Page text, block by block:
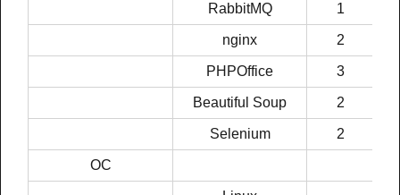
RabbitMQ 1
nginx 2
PHPOffice 3
Beautiful Soup 2
Selenium 2
ОС